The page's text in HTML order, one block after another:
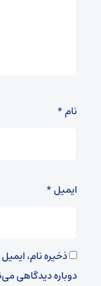
نام*
ایمیل*
ذخیره نام،
دوباره دیدگاهی